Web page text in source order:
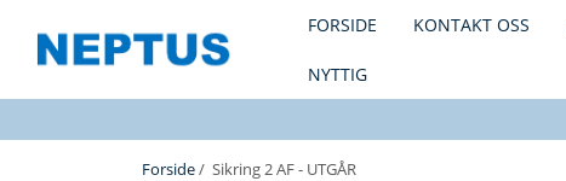
FORSIDE KONTAKT OSS
NYTTIG
Forside/ Sikring 2 AF - UTGÅR